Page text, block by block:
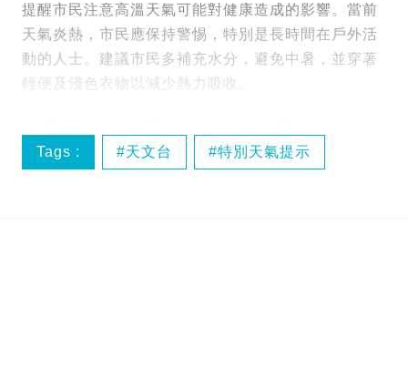
提醒市民注意高溫天氣可能對健康造成的影響。當前
天氣炎熱，市民應保持警惕，特別是長時間在戶外活
動的人士。建議市民多補充水分，避免中暑，並穿著
輕便及淺色衣物以減少熱力吸收。
Tags : 天文台 特別天氣提示